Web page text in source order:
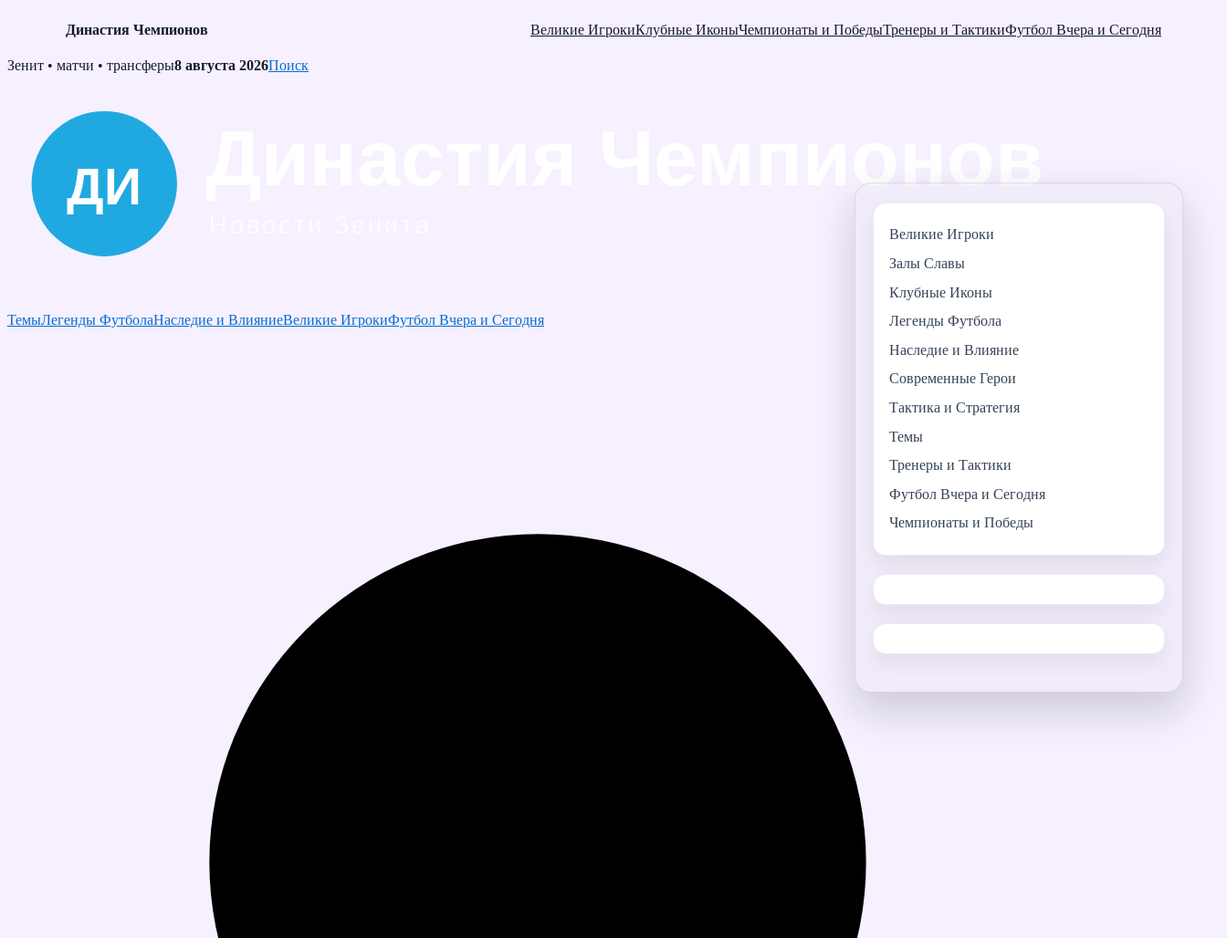
Династия Чемпионов Великие ИгрокиКлубные ИконыЧемпионаты и ПобедыТренеры и ТактикиФутбол Вчера и Сегодня
Skip
Зенит • матчи • трансферы8 августа 2026Поиск
ТемыЛегенды ФутболаНаследие и ВлияниеВеликие ИгрокиФутбол Вчера и Сегодня
Великие Игроки
Залы Славы
Клубные Иконы
Легенды Футбола
Наследие и Влияние
Современные Герои
Тактика и Стратегия
Темы
Тренеры и Тактики
Футбол Вчера и Сегодня
Чемпионаты и Победы